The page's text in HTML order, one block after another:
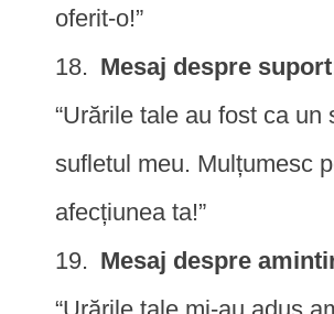
oferit-o!”
Mesaj despre
“Urările tale au fost ca un
sufletul meu. Mulțumesc
afecțiunea ta!”
Mesaj despre